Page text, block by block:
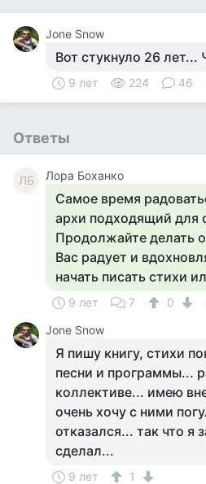
Jone Snow
Вот стукнуло 26 лет...
9 лет 224 46
Ответы
ЛБ Лора Боханко
Самое время
архи подходящий для
Продолжайте делать
Вас радует и
начать писать стихи
9 лет 7
0
Jone Snow
Я пишу книгу, стихи
песни и программы...
коллективе... имею
очень хочу с ними
отказался... так что я
сделал...
9 лет 1